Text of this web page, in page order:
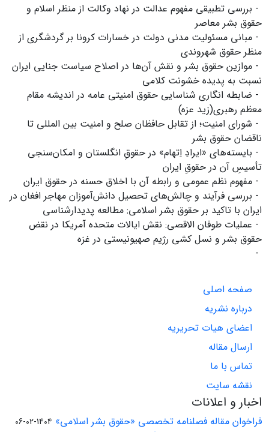
- بررسی تطبیقی مفهوم عدالت در نهاد وکالت از منظر اسلام و
حقوق بشر معاصر
- مبانی مسئولیت مدنی دولت در خسارات کرونا بر گردشگری از
منظر حقوق شهروندی
- موازین حقوق بشر و نقش آن‌ها در اصلاح سیاست جنایی ایران
نسبت به پدیده خشونت کلامی
- ضابطه انگاری شناسایی حقوق امنیتی عامه در اندیشه مقام
معظم رهبری(زید عزه)
- شورای امنیت؛ از تقابل حافظان صلح و امنیت بین المللی تا
ناقضان حقوق بشر
- بایسته‌های «ایرادِ اِتهام» در حقوقِ انگلستان و امکان‌سنجی
تأسیسِ آن در حقوقِ ایران
- مفهوم نظم عمومی و رابطه آن با اخلاق حسنه در حقوق ایران
- بررسی فرآیند و چالش‌های تحصیل دانش‌آموزان مهاجر افغان در
ایران با تاکید بر حقوق بشر اسلامی: مطالعه پدیدارشناسی
- عملیات طوفان الاقصی: نقش ایالات متحده آمریکا در نقض
حقوق بشر و نسل کشی رژیم صهیونیستی در غزه
-
صفحه اصلی
درباره نشریه
اعضای هیات تحریریه
ارسال مقاله
تماس با ما
نقشه سایت
اخبار و اعلانات
فراخوان مقاله فصلنامه تخصصی «حقوق بشر اسلامی» 1404-02-06